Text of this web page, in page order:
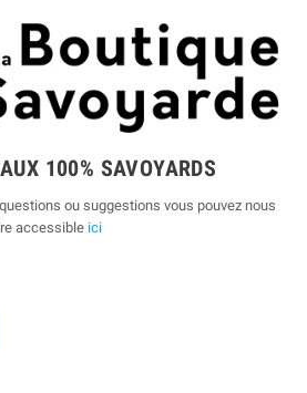
100% SAVOYARDS
ou suggestions vous pouvez nous
accessible ici